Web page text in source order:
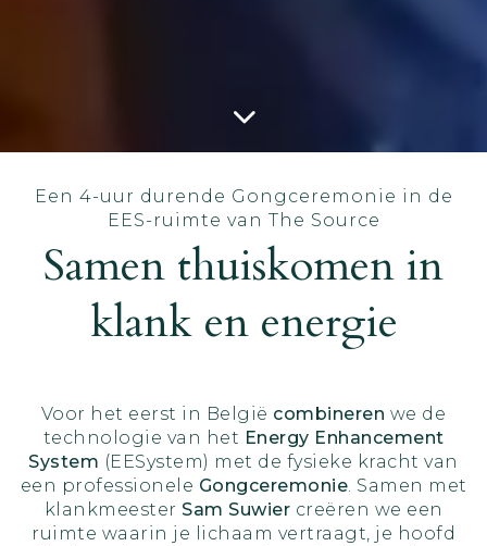
Een 4-uur durende Gongceremonie in de
EES-ruimte van The Source
Samen thuiskomen in
klank en energie
Voor het eerst in België combineren we de
technologie van het Energy Enhancement
System (EESystem) met de fysieke kracht van
een professionele Gongceremonie. Samen met
klankmeester Sam Suwier creëren we een
ruimte waarin je lichaam vertraagt, je hoofd